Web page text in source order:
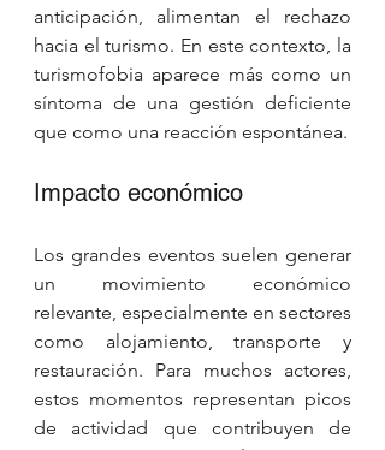
anticipación, alimentan el rechazo
hacia el turismo. En este contexto, la
turismofobia aparece más como un
síntoma de una gestión deficiente
que como una reacción espontánea.
Impacto económico
Los grandes eventos suelen generar
un movimiento económico
relevante, especialmente en sectores
como alojamiento, transporte y
restauración. Para muchos actores,
estos momentos representan picos
de actividad que contribuyen de